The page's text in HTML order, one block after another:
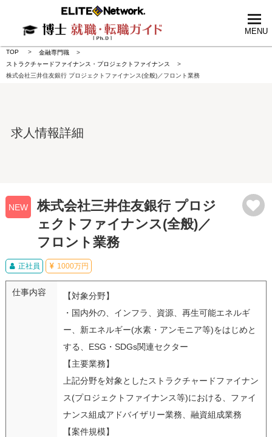
MENU
TOP
金融専門職
ストラクチャードファイナンス・プロジェクトファイナンス
株式会社三井住友銀行 プロジェクトファイナンス(全般)／フロント業務
求人情報詳細
NEW
株式会社三井住友銀行 プロジ
ェクトファイナンス(全般)／
フロント業務
正社員 1000万円
仕事内容
【対象分野】
・国内外の、インフラ、資源、再生可能エネルギ
ー、新エネルギー(水素・アンモニア等)をはじめと
する、ESG・SDGs関連セクター
【主要業務】
上記分野を対象としたストラクチャードファイナン
ス(プロジェクトファイナンス等)における、ファイ
ナンス組成アドバイザリー業務、融資組成業務
【案件規模】